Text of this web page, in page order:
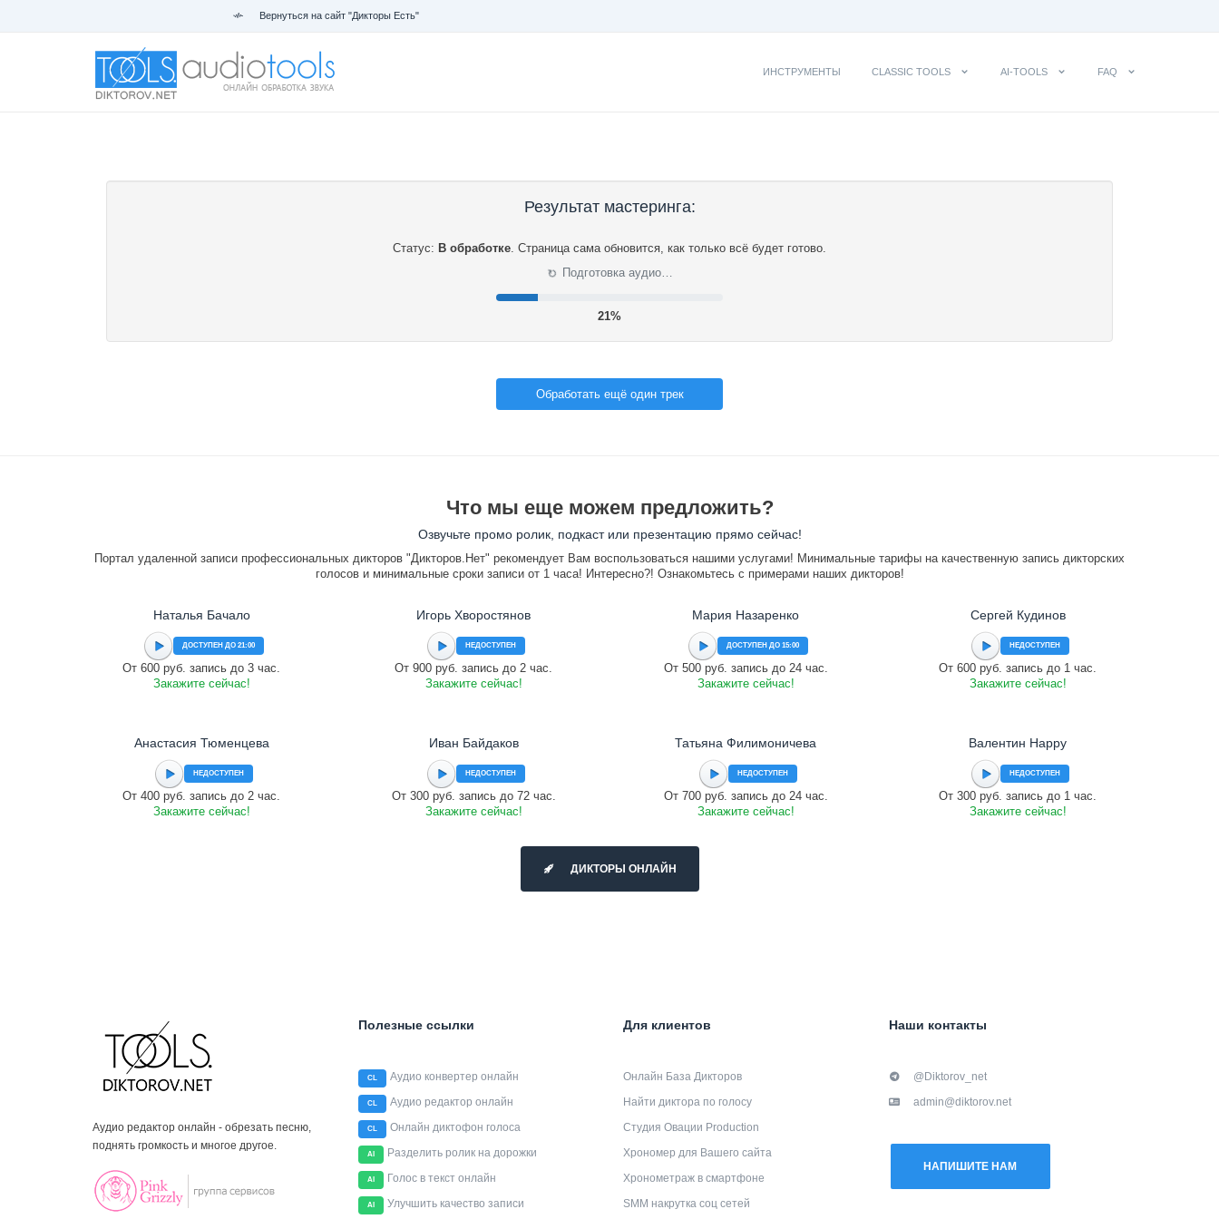
Вернуться на сайт "Дикторы Есть"
ИНСТРУМЕНТЫ CLASSIC TOOLS AI-TOOLS FAQ
Результат мастеринга:
Статус: В обработке. Страница сама обновится, как только всё будет готово.
⟳ Подготовка аудио…
21%
Обработать ещё один трек
Что мы еще можем предложить?
Озвучьте промо ролик, подкаст или презентацию прямо сейчас!
Портал удаленной записи профессиональных дикторов "Дикторов.Нет" рекомендует Вам воспользоваться нашими услугами! Минимальные тарифы на качественную запись дикторских
голосов и минимальные сроки записи от 1 часа! Интересно?! Ознакомьтесь с примерами наших дикторов!
Наталья Бачало
ДОСТУПЕН ДО 21:00
От 600 руб. запись до 3 час.
Закажите сейчас!
Игорь Хворостянов
НЕДОСТУПЕН
От 900 руб. запись до 2 час.
Закажите сейчас!
Мария Назаренко
ДОСТУПЕН ДО 15:00
От 500 руб. запись до 24 час.
Закажите сейчас!
Сергей Кудинов
НЕДОСТУПЕН
От 600 руб. запись до 1 час.
Закажите сейчас!
Анастасия Тюменцева
НЕДОСТУПЕН
От 400 руб. запись до 2 час.
Закажите сейчас!
Иван Байдаков
НЕДОСТУПЕН
От 300 руб. запись до 72 час.
Закажите сейчас!
Татьяна Филимоничева
НЕДОСТУПЕН
От 700 руб. запись до 24 час.
Закажите сейчас!
Валентин Happy
НЕДОСТУПЕН
От 300 руб. запись до 1 час.
Закажите сейчас!
ДИКТОРЫ ОНЛАЙН
Аудио редактор онлайн - обрезать песню,
поднять громкость и многое другое.
Полезные ссылки
CL Аудио конвертер онлайн
CL Аудио редактор онлайн
CL Онлайн диктофон голоса
AI Разделить ролик на дорожки
AI Голос в текст онлайн
AI Улучшить качество записи
Для клиентов
Онлайн База Дикторов
Найти диктора по голосу
Студия Овации Production
Хрономер для Вашего сайта
Хронометраж в смартфоне
SMM накрутка соц сетей
Наши контакты
@Diktorov_net
admin@diktorov.net
НАПИШИТЕ НАМ